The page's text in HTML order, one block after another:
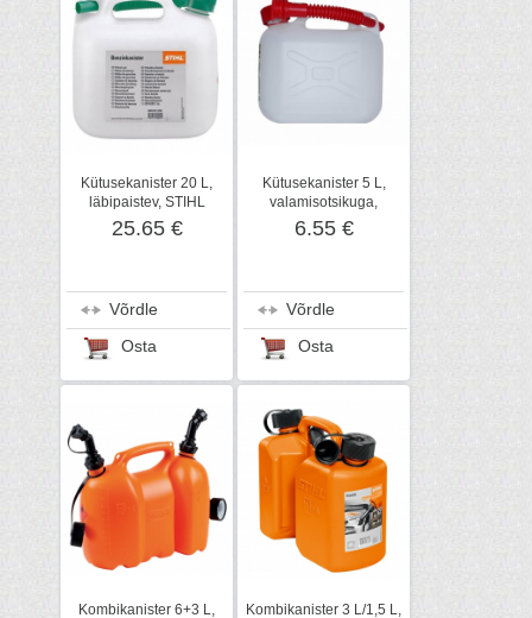
Kütusekanister 20 L,
läbipaistev, STIHL
25.65 €
Võrdle
Osta
Kütusekanister 5 L,
valamisotsikuga,
Ratioparts
6.55 €
Võrdle
Osta
Kombikanister 6+3 L,
Kombikanister 3 L/1,5 L,